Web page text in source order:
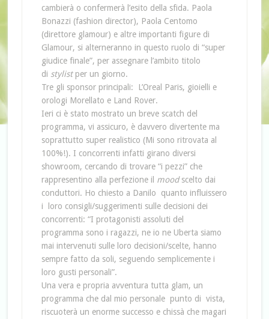
cambierà o confermerà l’esito della sfida. Paola
Bonazzi (fashion director), Paola Centomo
(direttore glamour) e altre importanti figure di
Glamour, si alterneranno in questo ruolo di “super
giudice finale”, per assegnare l’ambito titolo
di stylistper un giorno.
Tre gli sponsor principali: L’Oreal Paris, gioielli e
orologi Morellato e Land Rover.
Ieri ci è stato mostrato un breve scatch del
programma, vi assicuro, è davvero divertente ma
soprattutto super realistico (Mi sono ritrovata al
100%!). I concorrenti infatti girano diversi
showroom, cercando di trovare “i pezzi” che
rappresentino alla perfezione il moodscelto dai
conduttori. Ho chiesto a Danilo quanto influissero
i loro consigli/suggerimenti sulle decisioni dei
concorrenti: “I protagonisti assoluti del
programma sono i ragazzi, ne io ne Uberta siamo
mai intervenuti sulle loro decisioni/scelte, hanno
sempre fatto da soli, seguendo semplicemente i
loro gusti personali”.
Una vera e propria avventura tutta glam, un
programma che dal mio personale punto di vista,
riscuoterà un enorme successo e chissà che magari